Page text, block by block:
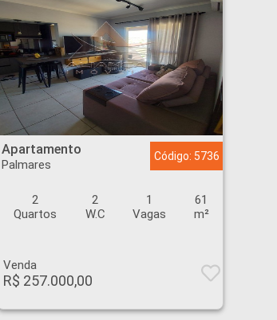
Apartamento - Palmares - Ribeirão Preto
Apartamento
Palmares
Código: 5736
2
Quartos
2
W.C
1
Vagas
61
m²
Venda
R$ 257.000,00